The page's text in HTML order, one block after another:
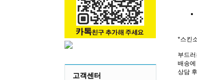
고객센터
*스킨
부드
배송
상담